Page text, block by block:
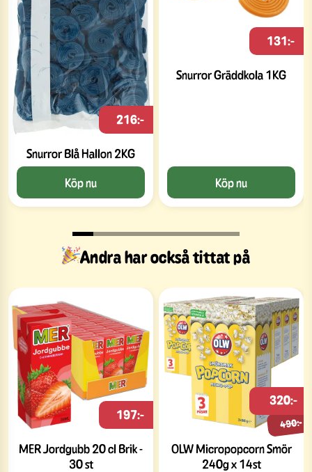
Snurror Blå Hallon 2KG
216:-
Köp nu
Snurror Gräddkola 1KG
131:-
Köp nu
Andra har också tittat på
MER Jordgubb 20 cl Brik -
30 st
197:-
OLW Micropopcorn Smör
240g x 14st
490:-
320:-